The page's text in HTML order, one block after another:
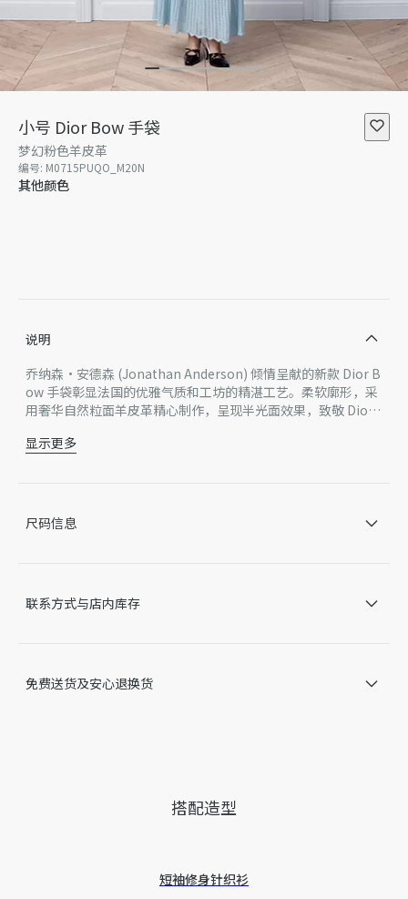
小号 Dior Bow 手袋
梦幻粉色羊皮革
编号: M0715PUQO_M20N
其他颜色
说明
乔纳森·安德森 (Jonathan Anderson) 倾情呈献的新款 Dior B
ow 手袋彰显法国的优雅气质和工坊的精湛工艺。柔软廓形，采
用奢华自然粒面羊皮革精心制作，呈现半光面效果，致敬 Dior
主体：羊皮革
正面热压银色调 Dior 标志
链条饰以 Dior 标志蝴蝶结和皮革带
因技术局限、产品改良或生产批次等原因，网站中的信息可能存
显示更多
尺码信息
联系方式与店内库存
免费送货及安心退换货
搭配造型
短袖修身针织衫